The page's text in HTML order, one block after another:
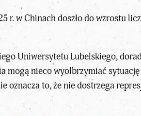
r. w Chinach doszło do wzrostu
Uniwersytetu Lubelskiego,
mogą nieco wyolbrzymiać
oznacza to, że nie dostrzega